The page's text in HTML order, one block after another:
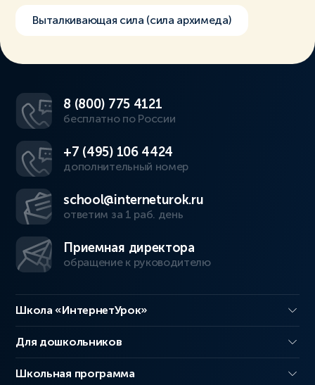
Выталкивающая сила (сила архимеда)
8 (800) 775 4121
бесплатно по России
+7 (495) 106 4424
дополнительный номер
school@interneturok.ru
ответим за 1 раб. день
Приемная директора
обращение к руководителю
Школа «ИнтернетУрок»
Для дошкольников
Школьная программа